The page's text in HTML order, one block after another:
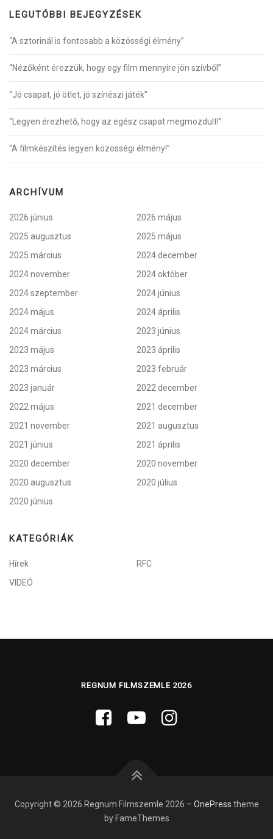
LEGUTÓBBI BEJEGYZÉSEK
“A sztorinál is fontosabb a közösségi élmény”
“Nézőként érezzük, hogy egy film mennyire jön szívből”
“Jó csapat, jó ötlet, jó színészi játék”
“Legyen érezhető, hogy az egész csapat megmozdult!”
“A filmkészítés legyen közösségi élmény!”
ARCHÍVUM
2026 június
2026 május
2025 augusztus
2025 május
2025 március
2024 december
2024 november
2024 október
2024 szeptember
2024 június
2024 május
2024 április
2024 március
2023 június
2023 május
2023 április
2023 március
2023 február
2023 január
2022 december
2022 május
2021 december
2021 november
2021 augusztus
2021 június
2021 április
2020 december
2020 november
2020 augusztus
2020 július
2020 június
KATEGÓRIÁK
Hírek
RFC
VIDEÓ
REGNUM FILMSZEMLE 2026
Copyright © 2026 Regnum Filmszemle 2026 – OnePress theme
by FameThemes